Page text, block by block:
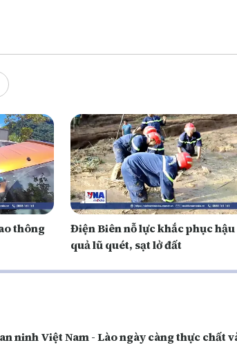
thông
Điện Biên nỗ lực khắc phục hậu
quả lũ quét, sạt lở đất
ninh Việt Nam - Lào ngày càng thực chất